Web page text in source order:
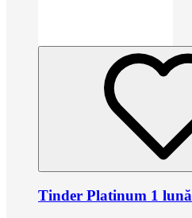
Tinder Platinum 1 lună